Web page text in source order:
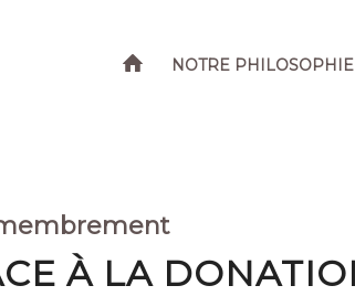
NOTRE PHILOSOPHIE
À LA